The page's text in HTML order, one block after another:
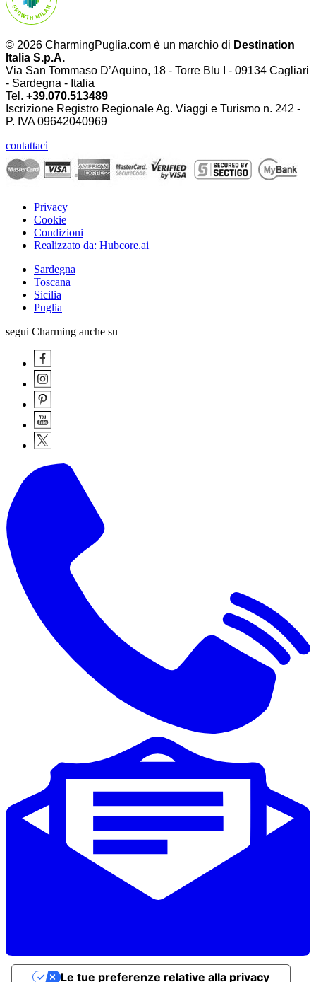
© 2026 CharmingPuglia.com è un marchio di Destination
Italia S.p.A.
Via San Tommaso D’Aquino, 18 - Torre Blu I - 09134 Cagliari
- Sardegna - Italia
Tel. +39.070.513489
Iscrizione Registro Regionale Ag. Viaggi e Turismo n. 242 -
P. IVA09642040969
contattaci
Privacy
Cookie
Condizioni
Realizzato da: Hubcore.ai
Sardegna
Toscana
Sicilia
Puglia
segui Charming anche su
Le tue preferenze relative alla privacy